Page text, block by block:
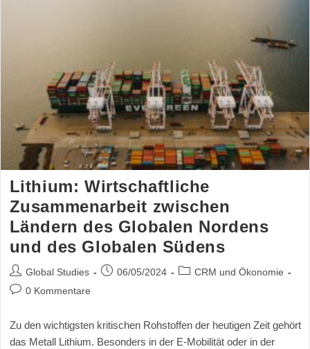
Lithium: Wirtschaftliche
Zusammenarbeit zwischen
Ländern des Globalen Nordens
und des Globalen Südens
Global Studies 06/05/2024
CRM und Ökonomie
0 Kommentare
Zu den wichtigsten kritischen Rohstoffen der heutigen Zeit gehört
das Metall Lithium. Besonders in der E-Mobilität oder in der